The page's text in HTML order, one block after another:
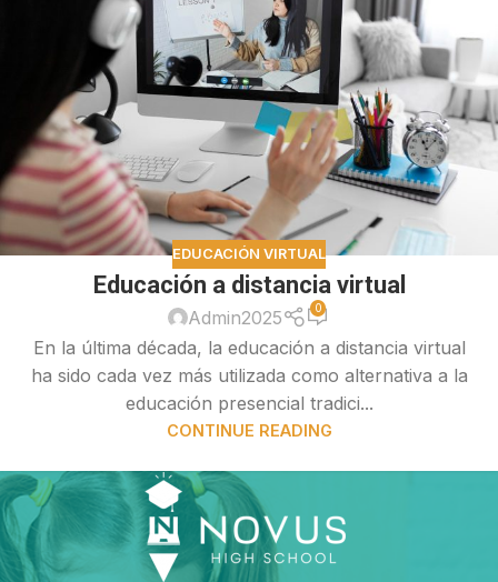
EDUCACIÓN VIRTUAL
Educación a distancia virtual
Admin2025 0
En la última década, la educación a distancia virtual
ha sido cada vez más utilizada como alternativa a la
educación presencial tradici...
CONTINUE READING